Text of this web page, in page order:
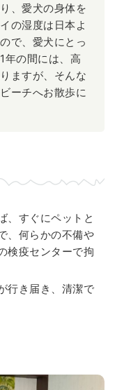
、愛犬の身体を
の湿度は日本よ
で、愛犬にとっ
年の間には、高
ますが、そんな
ーチへお散歩に
、すぐにペットと
、何らかの不備や
検疫センターで拘
行き届き、清潔で